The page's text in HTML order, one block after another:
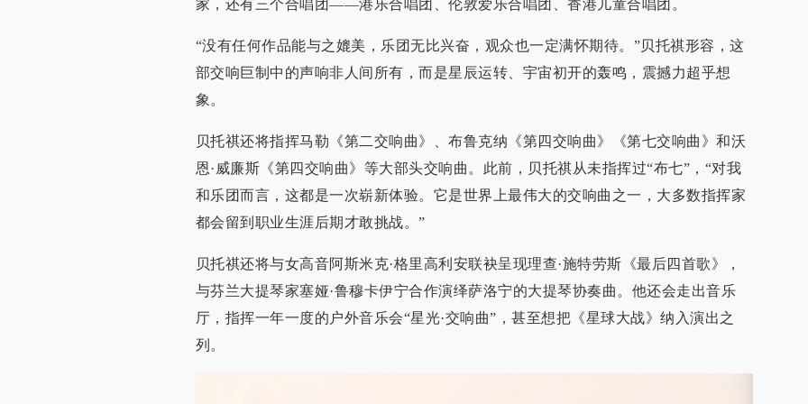
家，还有三个合唱团——港乐合唱团、伦敦爱乐合唱团、香港儿童合唱团。
“没有任何作品能与之媲美，乐团无比兴奋，观众也一定满怀期待。”贝托祺形容，这
部交响巨制中的声响非人间所有，而是星辰运转、宇宙初开的轰鸣，震撼力超乎想
象。
贝托祺还将指挥马勒《第二交响曲》、布鲁克纳《第四交响曲》《第七交响曲》和沃
恩·威廉斯《第四交响曲》等大部头交响曲。此前，贝托祺从未指挥过“布七”，“对我
和乐团而言，这都是一次崭新体验。它是世界上最伟大的交响曲之一，大多数指挥家
都会留到职业生涯后期才敢挑战。”
贝托祺还将与女高音阿斯米克·格里高利安联袂呈现理查·施特劳斯《最后四首歌》，
与芬兰大提琴家塞娅·鲁穆卡伊宁合作演绎萨洛宁的大提琴协奏曲。他还会走出音乐
厅，指挥一年一度的户外音乐会“星光·交响曲”，甚至想把《星球大战》纳入演出之
列。